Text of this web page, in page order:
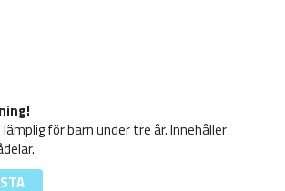
för barn under tre år. Innehåller